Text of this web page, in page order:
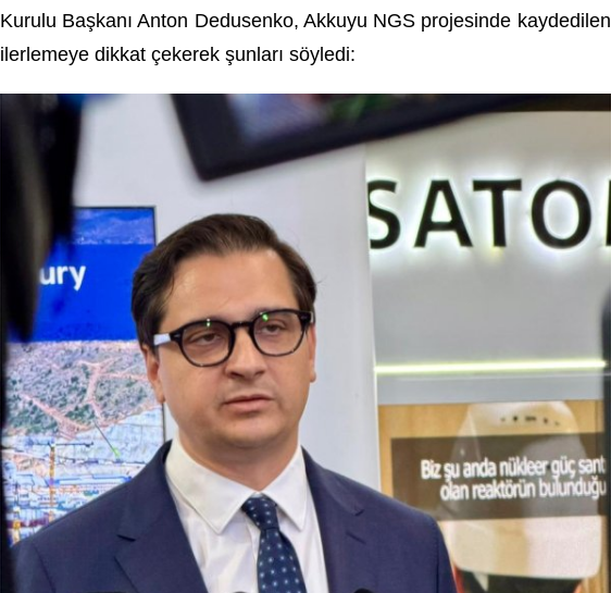
Kurulu Başkanı Anton Dedusenko, Akkuyu NGS projesinde kaydedilen
ilerlemeye dikkat çekerek şunları söyledi: